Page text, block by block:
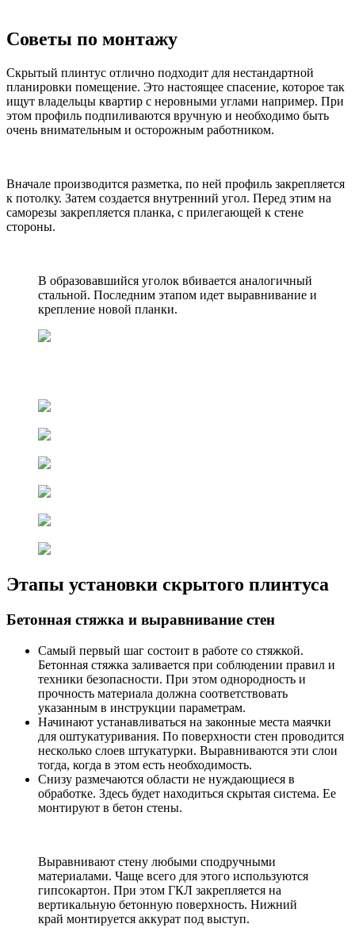
Советы по монтажу
Скрытый плинтус отлично подходит для нестандартной
планировки помещение. Это настоящее спасение, которое так
ищут владельцы квартир с неровными углами например. При
этом профиль подпиливаются вручную и необходимо быть
очень внимательным и осторожным работником.
Вначале производится разметка, по ней профиль закрепляется
к потолку. Затем создается внутренний угол. Перед этим на
саморезы закрепляется планка, с прилегающей к стене
стороны.
В образовавшийся уголок вбивается аналогичный
стальной. Последним этапом идет выравнивание и
крепление новой планки.
Этапы установки скрытого плинтуса
Бетонная стяжка и выравнивание стен
Самый первый шаг состоит в работе со стяжкой.
Бетонная стяжка заливается при соблюдении правил и
техники безопасности. При этом однородность и
прочность материала должна соответствовать
указанным в инструкции параметрам.
Начинают устанавливаться на законные места маячки
для оштукатуривания. По поверхности стен проводится
несколько слоев штукатурки. Выравниваются эти слои
тогда, когда в этом есть необходимость.
Снизу размечаются области не нуждающиеся в
обработке. Здесь будет находиться скрытая система. Ее
монтируют в бетон стены.
Выравнивают стену любыми сподручными
материалами. Чаще всего для этого используются
гипсокартон. При этом ГКЛ закрепляется на
вертикальную бетонную поверхность. Нижний
край монтируется аккурат под выступ.